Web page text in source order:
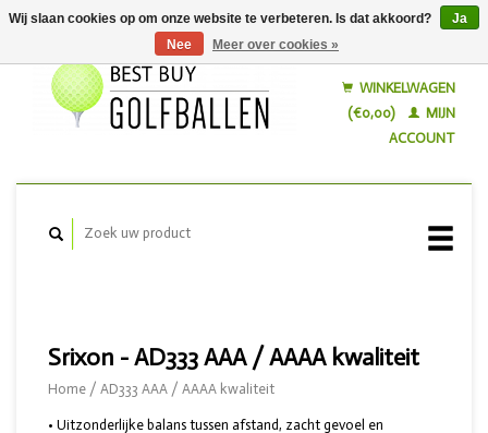
WINKELWAGEN
(€0,00)
MIJN
ACCOUNT
Srixon - AD333 AAA / AAAA kwaliteit
Home / AD333 AAA / AAAA kwaliteit
• Uitzonderlijke balans tussen afstand, zacht gevoel en
Wij slaan cookies op om onze website te verbeteren. Is dat akkoord?
Ja
Nee
Meer over cookies »